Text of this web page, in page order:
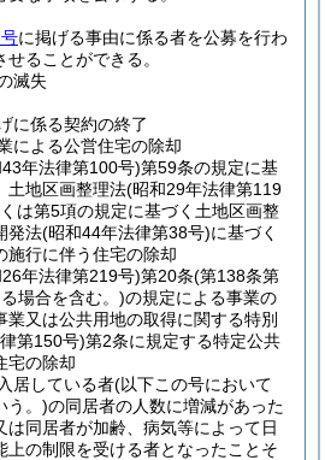
に掲げる事由に係る者を公募を行わ
ることができる。
滅失
に係る契約の終了
による公営住宅の除却
年法律第100号)第59条の規定に基
土地区画整理法(昭和29年法律第119
は第5項の規定に基づく土地区画整
発法(昭和44年法律第38号)に基づく
施行に伴う住宅の除却
年法律第219号)第20条(第138条第
場合を含む。)の規定による事業の
業又は公共用地の取得に関する特別
第150号)第2条に規定する特定公共
宅の除却
居している者(以下この号において
う。)の同居者の人数に増減があった
は同居者が加齢、病気等によって日
上の制限を受ける者となったことそ